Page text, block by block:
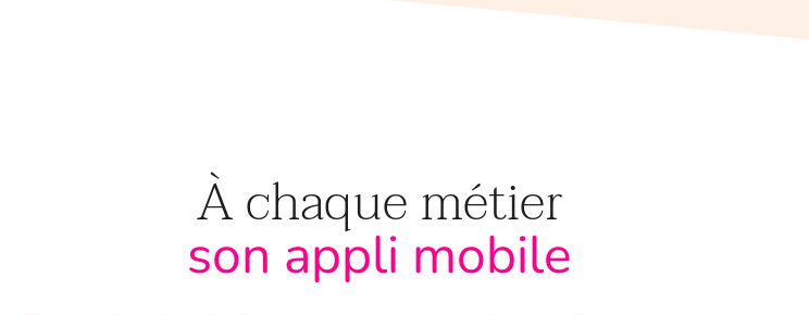
À chaque métier
son appli mobile